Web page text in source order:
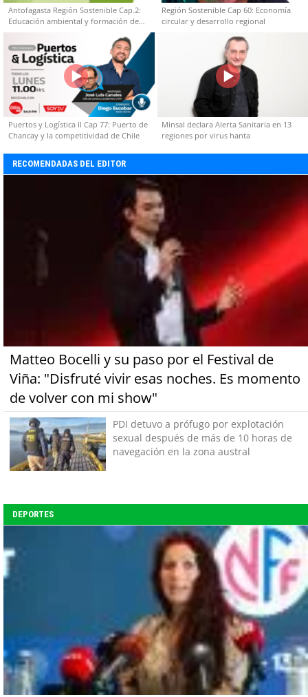
Antofagasta Región Sostenible Cap.2:
Educación ambiental y formación de
capacidades técnicas
Región Sostenible Cap 60: Economía
circular y desarrollo regional
Puertos y Logística II Cap 77: Puerto de
Chancay y la competitividad de Chile
Minsal declara Alerta Sanitaria en 13
regiones por virus hanta
RECOMENDADAS DEL EDITOR
Matteo Bocelli y su paso por el Festival de
Viña: "Disfruté vivir esas noches. Es momento
de volver con mi show"
PDI detuvo a prófugo por explotación
sexual después de más de 10 horas de
navegación en la zona austral
DEPORTES